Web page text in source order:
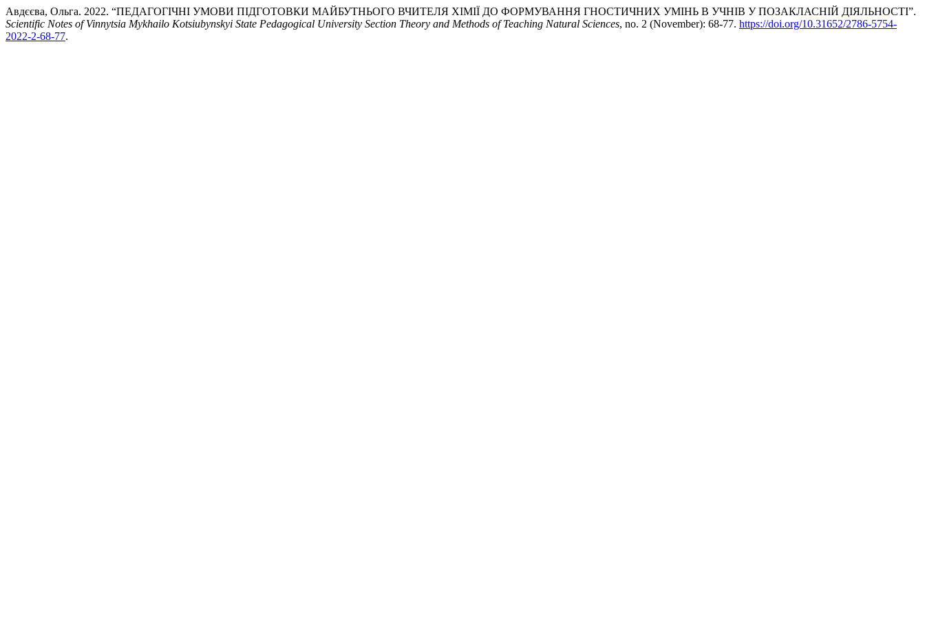
Авдєєва, Ольга. 2022. “ПЕДАГОГІЧНІ УМОВИ ПІДГОТОВКИ МАЙБУТНЬОГО ВЧИТЕЛЯ ХІМІЇ ДО ФОРМУВАННЯ ГНОСТИЧНИХ УМІНЬ В УЧНІВ У ПОЗАКЛАСНІЙ ДІЯЛЬНОСТІ”.
Scientific Notes of Vinnytsia Mykhailo Kotsiubynskyi State Pedagogical University Section Theory and Methods of Teaching Natural Sciences, no. 2 (November): 68-77. https://doi.org/10.31652/2786-5754-
2022-2-68-77.